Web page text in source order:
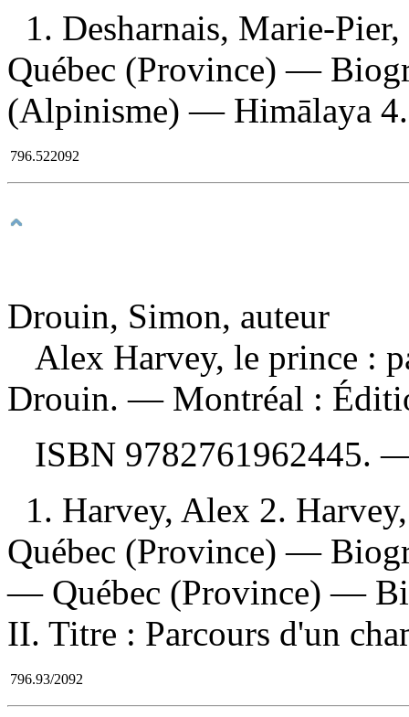
1. Desharnais, Marie-
Québec (Province) —
(Alpinisme) — Himālaya
796.522092
Drouin, Simon, auteur
Alex Harvey, le prince :
Drouin. — Montréal :
ISBN 9782761962445.
1. Harvey, Alex 2.
Québec (Province) —
— Québec (Province) —
II. Titre : Parcours d'un
796.93/2092